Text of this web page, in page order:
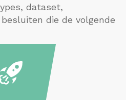
dataset,
die de volgende